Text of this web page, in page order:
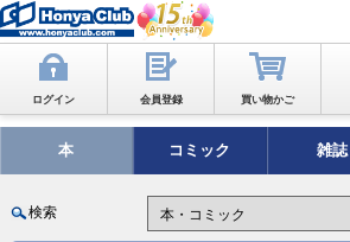
ログイン 会員登録 買い物かご
本 コミック 雑誌
検索